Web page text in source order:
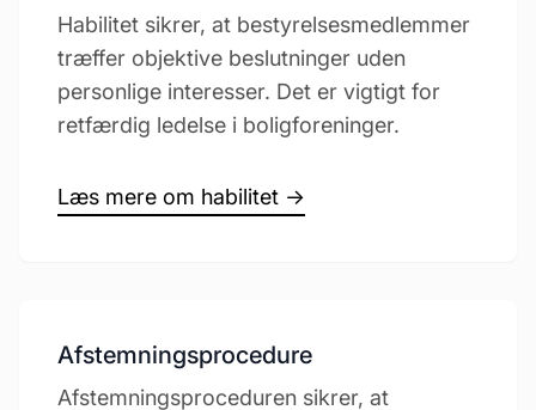
Habilitet sikrer, at bestyrelsesmedlemmer
træffer objektive beslutninger uden
personlige interesser. Det er vigtigt for
retfærdig ledelse i boligforeninger.
Læs mere om habilitet →
Afstemningsprocedure
Afstemningsproceduren sikrer, at